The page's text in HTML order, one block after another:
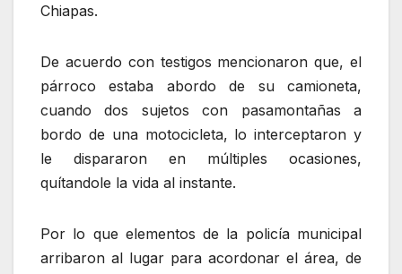
Chiapas.
De acuerdo con testigos mencionaron que, el
párroco estaba abordo de su camioneta,
cuando dos sujetos con pasamontañas a
bordo de una motocicleta, lo interceptaron y
le dispararon en múltiples ocasiones,
quítandole la vida al instante.
Por lo que elementos de la policía municipal
arribaron al lugar para acordonar el área, de